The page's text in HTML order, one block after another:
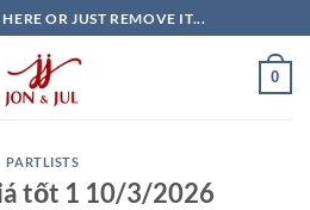
OR JUST REMOVE IT...
0
PARTLISTS
tốt 1 10/3/2026